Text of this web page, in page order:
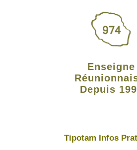
Enseigne
Depuis
Tipotam Infos